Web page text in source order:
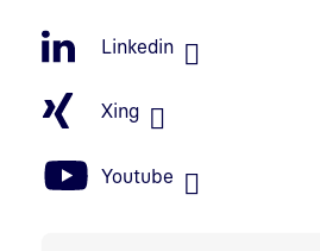
Linkedin
Xing
Youtube